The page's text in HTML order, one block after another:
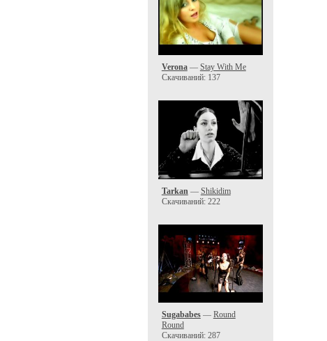
Verona— Stay With Me
Скачиваний: 137
Tarkan — Shikidim
Скачиваний: 222
Sugababes— Round
Round
Скачиваний: 287